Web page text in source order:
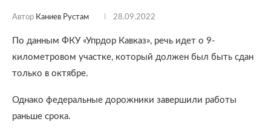
Автор Каниев Рустам 28.09.2022
По данным ФКУ «Упрдор Кавказ», речь идет о 9-
километровом участке, который должен был быть сдан
только в октябре.
Однако федеральные дорожники завершили работы
раньше срока.